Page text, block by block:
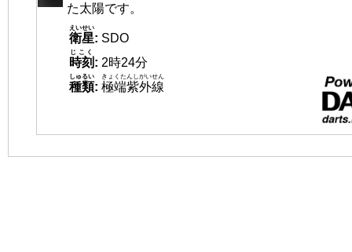
た太陽です。
衛星
えいせい
: SDO
時刻
じこく
: 2時24分
種類
しゅるい
: 極端紫外線
きょくたんしがいせん